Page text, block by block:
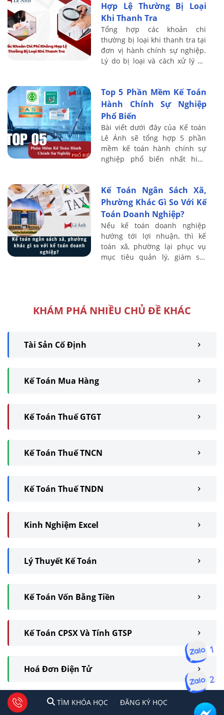
Hợp Lệ Thường Bị Loại
Khi Thanh Tra
Tổng hợp các khoản chi
thường bị loại khi thanh tra tại
đơn vị hành chính sự nghiệp.
Lý do bị loại và cách xử lý để
Top 5 Phần Mềm Kế Toán
Hành Chính Sự Nghiệp
Phổ Biến
Bài viết dưới đây của Kế toán
Lê Ánh sẽ tổng hợp 5 phần
mềm kế toán hành chính sự
nghiệp phổ biến nhất hiện
sánh và ...
Kế Toán Ngân Sách Xã,
Phường Khác Gì So Với Kế
Toán Doanh Nghiệp?
Nếu kế toán doanh nghiệp
hướng tới lợi nhuận, thì kế
toán xã, phường lại phục vụ
mục tiêu quản lý, giám sát
KHÁM PHÁ NHIỀU CHỦ ĐỀ KHÁC
Tài Sản Cố Định
Kế Toán Mua Hàng
Kế Toán Thuế GTGT
Kế Toán Thuế TNCN
Kế Toán Thuế TNDN
Kinh Nghiệm Excel
Lý Thuyết Kế Toán
Kế Toán Vốn Bằng Tiền
Kế Toán CPSX Và Tính GTSP
Hoá Đơn Điện Tử
Lập Và Phân Tích BCTC
TÌM KHÓA HỌC ĐĂNG KÍ HỌC
1 2 Tư vấn facebook
TÌM KHÓA HỌC ĐĂNG KÝ HỌC
1
2